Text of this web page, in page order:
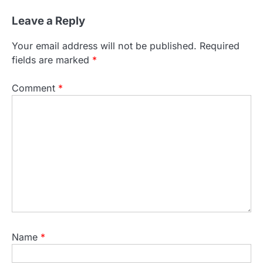
Leave a Reply
Your email address will not be published. Required
fields are marked *
Comment *
Name *